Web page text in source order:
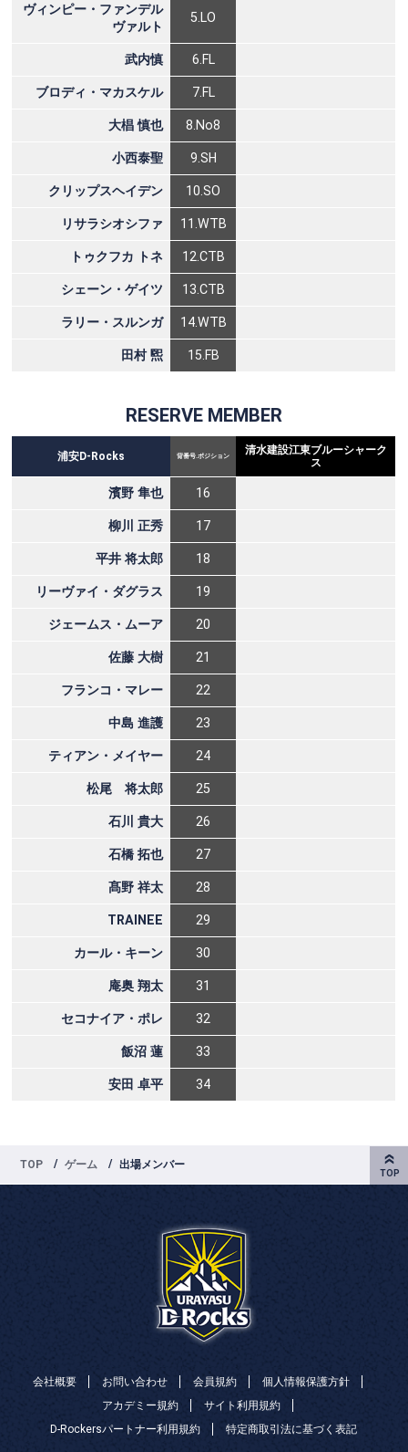
TOP ゲーム 出場メンバー
会社概要 お問い合わせ 会員規約
個人情報保護方針
アカデミー規約
サイト利用規約
D-Rockersパートナー利用規約
特定商取引法に基づく表記